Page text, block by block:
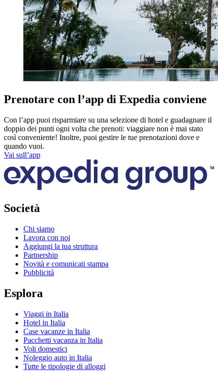
Prenotare con l’app di Expedia conviene
Con l’app puoi risparmiare su una selezione di hotel e guadagnare il
doppio dei punti ogni volta che prenoti: viaggiare non è mai stato
così conveniente! Inoltre, puoi gestire le tue prenotazioni dove e
quando vuoi.
Vai sull’app
Società
Chi siamo
Lavora con noi
Aggiungi la tua struttura
Partnership
Novità e comunicati stampa
Pubblicità
Esplora
Viaggi in Italia
Hotel in Italia
Case vacanze in Italia
Pacchetti vacanza in Italia
Voli domestici
Noleggio auto in Italia
Tutte le tipologie di alloggi